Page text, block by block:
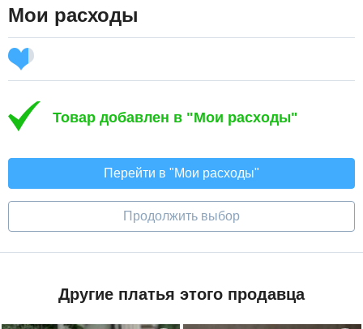
Мои расходы
Товар добавлен в "Мои расходы"
Перейти в "Мои расходы"
Продолжить выбор
Другие платья этого продавца